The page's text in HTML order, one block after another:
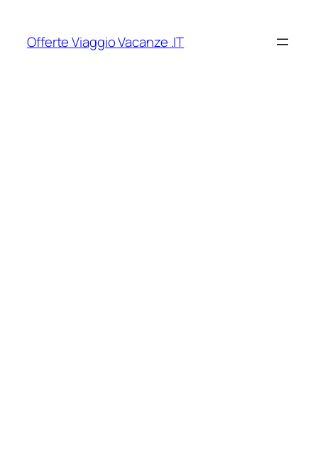
contenuto
Offerte Viaggio Vacanze .IT